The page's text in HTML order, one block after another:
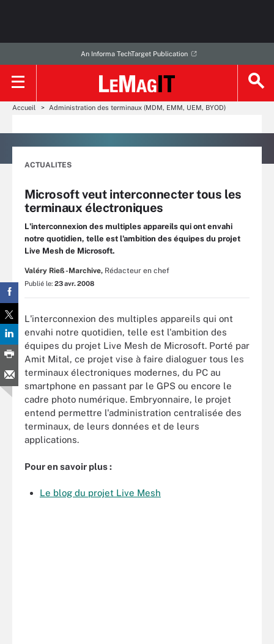
An Informa TechTarget Publication
Accueil Administration des terminaux (MDM, EMM, UEM, BYOD)
ACTUALITES
Microsoft veut interconnecter tous les
terminaux électroniques
L'interconnexion des multiples appareils qui ont envahi
notre quotidien, telle est l'ambition des équipes du projet
Live Mesh de Microsoft.
Valéry Rieß-Marchive, Rédacteur en chef
Publié le: 23 avr. 2008
L'interconnexion des multiples appareils qui ont
envahi notre quotidien, telle est l'ambition des
équipes du projet Live Mesh de Microsoft. Porté par
Amit Mital, ce projet vise à faire dialoguer tous les
terminaux électroniques modernes, du PC au
smartphone en passant par le GPS ou encore le
cadre photo numérique. Embryonnaire, le projet
entend permettre l'administration centralisée des
terminaux, de leurs données et de leurs
applications.
Pour en savoir plus :
Le blog du projet Live Mesh